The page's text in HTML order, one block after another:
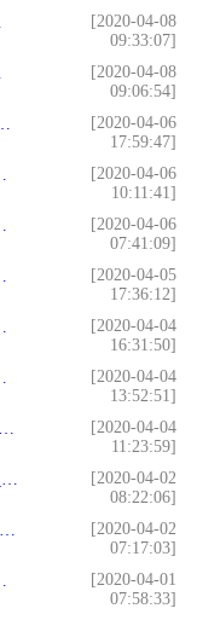
[2020-04-08
09:33:07]
[2020-04-08
09:06:54]
[2020-04-06
17:59:47]
[2020-04-06
10:11:41]
[2020-04-06
07:41:09]
[2020-04-05
17:36:12]
[2020-04-04
16:31:50]
[2020-04-04
13:52:51]
[2020-04-04
11:23:59]
[2020-04-02
08:22:06]
[2020-04-02
07:17:03]
[2020-04-01
07:58:33]